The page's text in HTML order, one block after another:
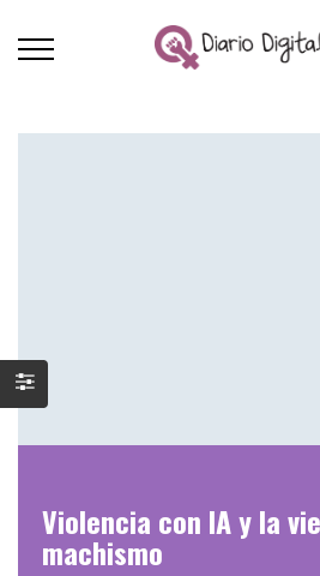
Violencia con IA y la
machismo